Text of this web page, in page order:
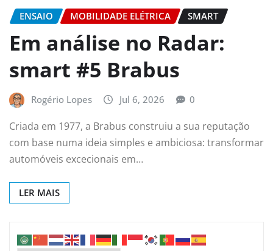
ENSAIO MOBILIDADE ELÉTRICA SMART
Em análise no Radar:
smart #5 Brabus
Rogério Lopes Jul 6, 2026 0
Criada em 1977, a Brabus construiu a sua reputação
com base numa ideia simples e ambiciosa: transformar
automóveis excecionais em…
LER MAIS